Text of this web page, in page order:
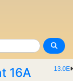
13.0E
16A